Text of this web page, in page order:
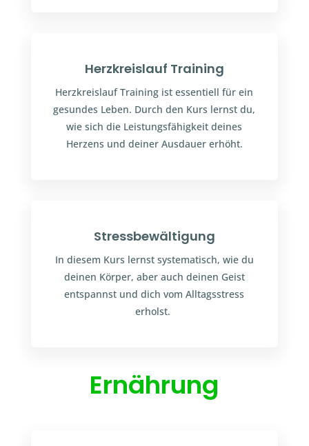
Herzkreislauf Training
Herzkreislauf Training ist essentiell für ein
gesundes Leben. Durch den Kurs lernst du,
wie sich die Leistungsfähigkeit deines
Herzens und deiner Ausdauer erhöht.
Stressbewältigung
In diesem Kurs lernst systematisch, wie du
deinen Körper, aber auch deinen Geist
entspannst und dich vom Alltagsstress
erholst.
Ernährung